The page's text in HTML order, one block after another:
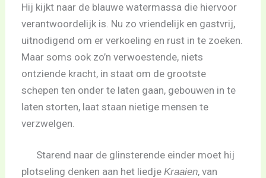
Hij kijkt naar de blauwe watermassa die hiervoor
verantwoordelijk is. Nu zo vriendelijk en gastvrij,
uitnodigend om er verkoeling en rust in te zoeken.
Maar soms ook zo’n verwoestende, niets
ontziende kracht, in staat om de grootste
schepen ten onder te laten gaan, gebouwen in te
laten storten, laat staan nietige mensen te
verzwelgen.
Starend naar de glinsterende einder moet hij
plotseling denken aan het liedjeKraaien, van